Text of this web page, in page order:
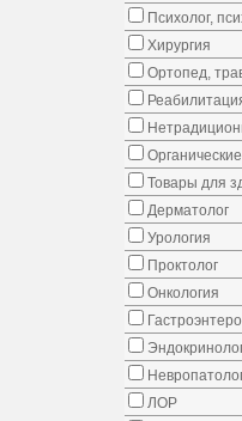
Психолог,
Хирургия
Ортопед,
Товары для
Дерматолог
Урология
Проктолог
Онкология
ЛОР